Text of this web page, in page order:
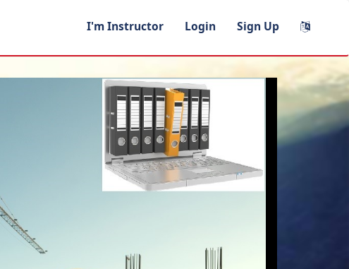
I'm Instructor Login Sign Up